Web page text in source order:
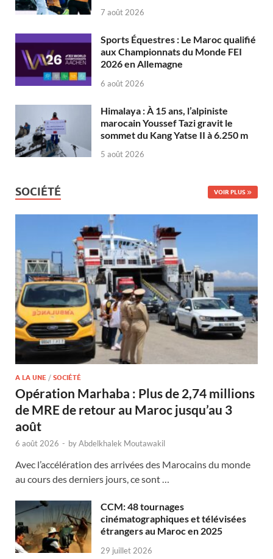
7 août 2026
Sports Équestres : Le Maroc qualifié
aux Championnats du Monde FEI
2026 en Allemagne
6 août 2026
Himalaya : À 15 ans, l’alpiniste
marocain Youssef Tazi gravit le
sommet du Kang Yatse II à 6.250 m
5 août 2026
SOCIÉTÉ VOIR PLUS
A LA UNE / SOCIÉTÉ
Opération Marhaba : Plus de 2,74 millions
de MRE de retour au Maroc jusqu’au 3
août
6 août 2026 - byAbdelkhalek Moutawakil
Avec l’accélération des arrivées des Marocains du monde
au cours des derniers jours, ce sont …
CCM: 48 tournages
cinématographiques et télévisées
étrangers au Maroc en 2025
29 juillet 2026